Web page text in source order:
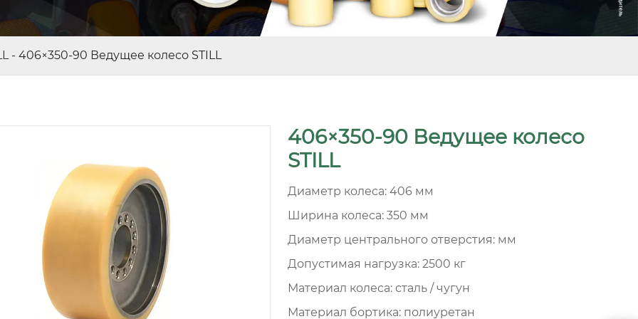
- 406×350-90 Ведущее колесо STILL
406×350-90 Ведущее колесо
STILL
Диаметр колеса: 406 мм
Ширина колеса: 350 мм
Диаметр центрального отверстия: мм
Допустимая нагрузка: 2500 кг
Материал колеса: сталь / чугун
Материал бортика: полиуретан